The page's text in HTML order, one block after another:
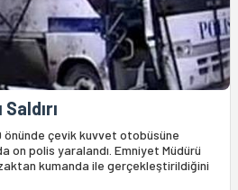
önünde çevik kuvvet otobüsüne
on polis yaralandı. Emniyet Müdürü
kumanda ile gerçekleştirildiğini